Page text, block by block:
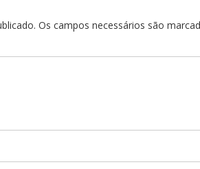
Os campos necessários são